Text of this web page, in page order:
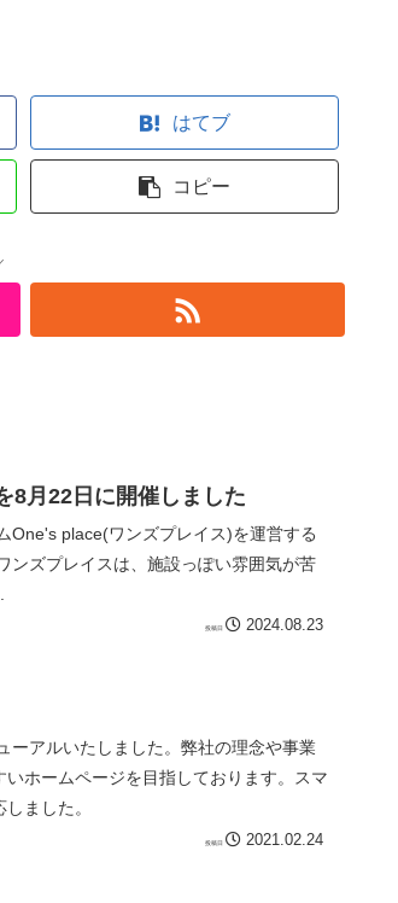
はてブ
コピー
8月22日に開催しました
One's place(ワンズプレイス)を運営する
2024.08.23
ーアルいたしました。弊社の理念や事業
ホームページを目指しております。スマ
ました。
2021.02.24